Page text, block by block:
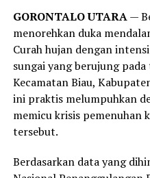
kotoran dan bakteri dalam
merangsang antibodi agar
Meski demikian, anjuran
ini memiliki pengecualian.
Healthline , mereka yang
berat, bekerja di luar
langsung dengan kotoran,
setiap hari.
GORONTALO UTARA—
menorehkan duka
Curah hujan dengan
sungai yang berujung
Kecamatan Biau,
ini praktis melumpuhkan
memicu krisis pemenuhan
tersebut.
Berdasarkan data yang